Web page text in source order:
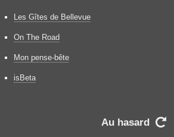
Les Gîtes de Bellevue
On The Road
Mon pense-bête
isBeta
Au hasard 